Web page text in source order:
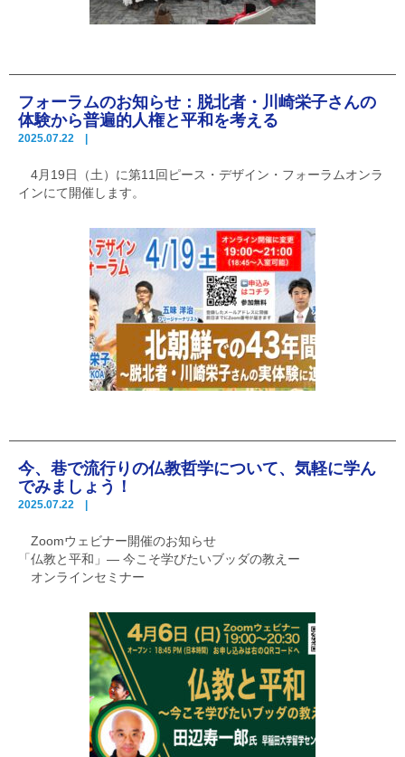
フォーラムのお知らせ：脱北者・川崎栄子さんの
体験から普遍的人権と平和を考える
2025.07.22 |
4月19日（土）に第11回ピース・デザイン・フォーラムオンラ
インにて開催します。
今、巷で流行りの仏教哲学について、気軽に学ん
でみましょう！
2025.07.22 |
Zoomウェビナー開催のお知らせ
「仏教と平和」— 今こそ学びたいブッダの教えー
オンラインセミナー